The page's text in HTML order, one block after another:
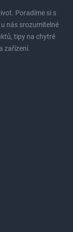
Poradíme si s
nás srozumitelné
tipy na chytré
zařízení.